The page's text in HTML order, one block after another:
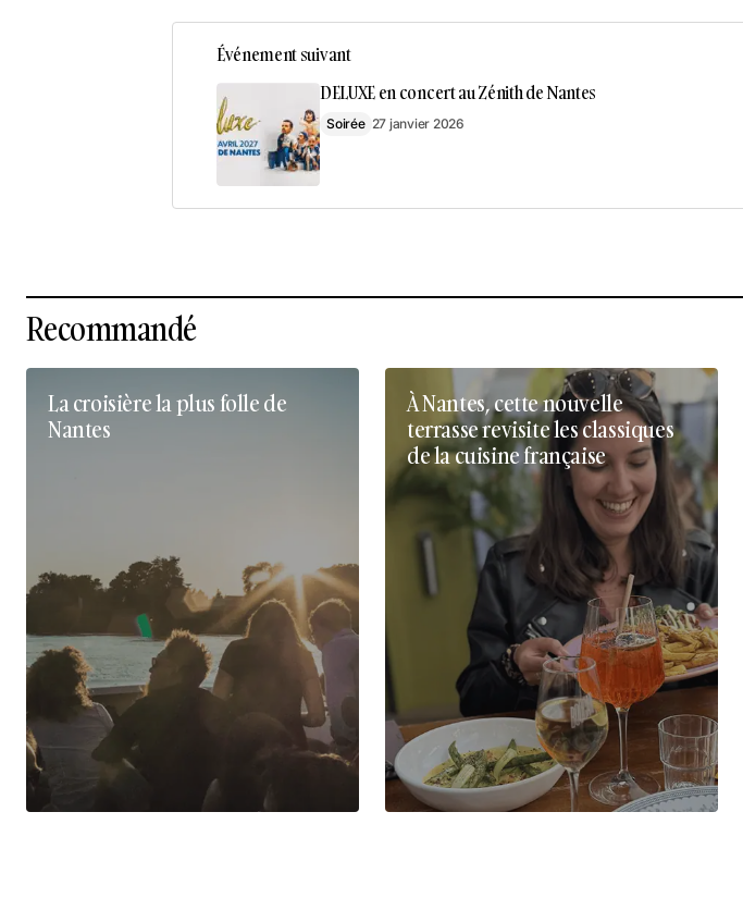
Événement suivant
DELUXE en concert au Zénith de Nantes
Soirée 27 janvier 2026
Recommandé
La croisière la plus folle de
Nantes
À Nantes, cette nouvelle
terrasse revisite les classiques
de la cuisine française